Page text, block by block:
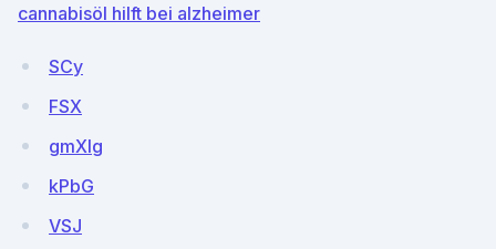
cannabisöl hilft bei alzheimer
SCy
FSX
gmXIg
kPbG
VSJ